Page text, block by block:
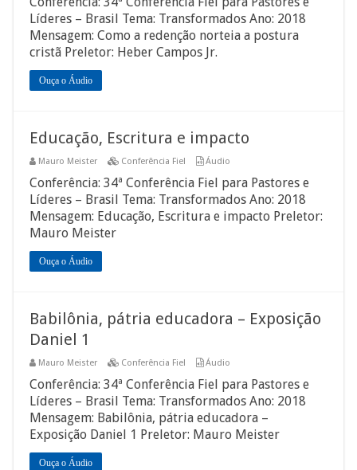
Líderes – Brasil Tema: Transformados Ano: 2018
Mensagem: Como a redenção norteia a postura
cristã Preletor: Heber Campos Jr.
Ouça o Áudio
Educação, Escritura e impacto
Mauro Meister Conferência Fiel Áudio
Conferência: 34ª Conferência Fiel para Pastores e
Líderes – Brasil Tema: Transformados Ano: 2018
Mensagem: Educação, Escritura e impacto Preletor:
Mauro Meister
Ouça o Áudio
Babilônia, pátria educadora – Exposição
Daniel 1
Mauro Meister Conferência Fiel Áudio
Conferência: 34ª Conferência Fiel para Pastores e
Líderes – Brasil Tema: Transformados Ano: 2018
Mensagem: Babilônia, pátria educadora –
Exposição Daniel 1 Preletor: Mauro Meister
Ouça o Áudio